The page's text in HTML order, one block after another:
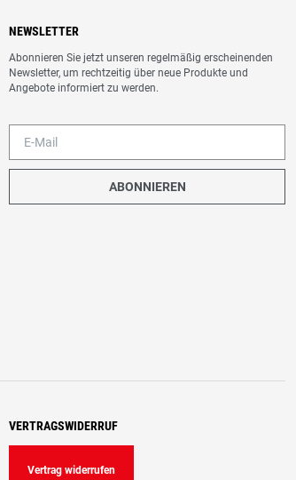
NEWSLETTER
Abonnieren Sie jetzt unseren regelmäßig erscheinenden
Newsletter, um rechtzeitig über neue Produkte und
Angebote informiert zu werden.
ABONNIEREN
VERTRAGSWIDERRUF
Vertrag widerrufen